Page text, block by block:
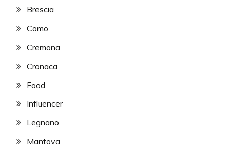
Brescia
Como
Cremona
Cronaca
Food
Influencer
Legnano
Mantova